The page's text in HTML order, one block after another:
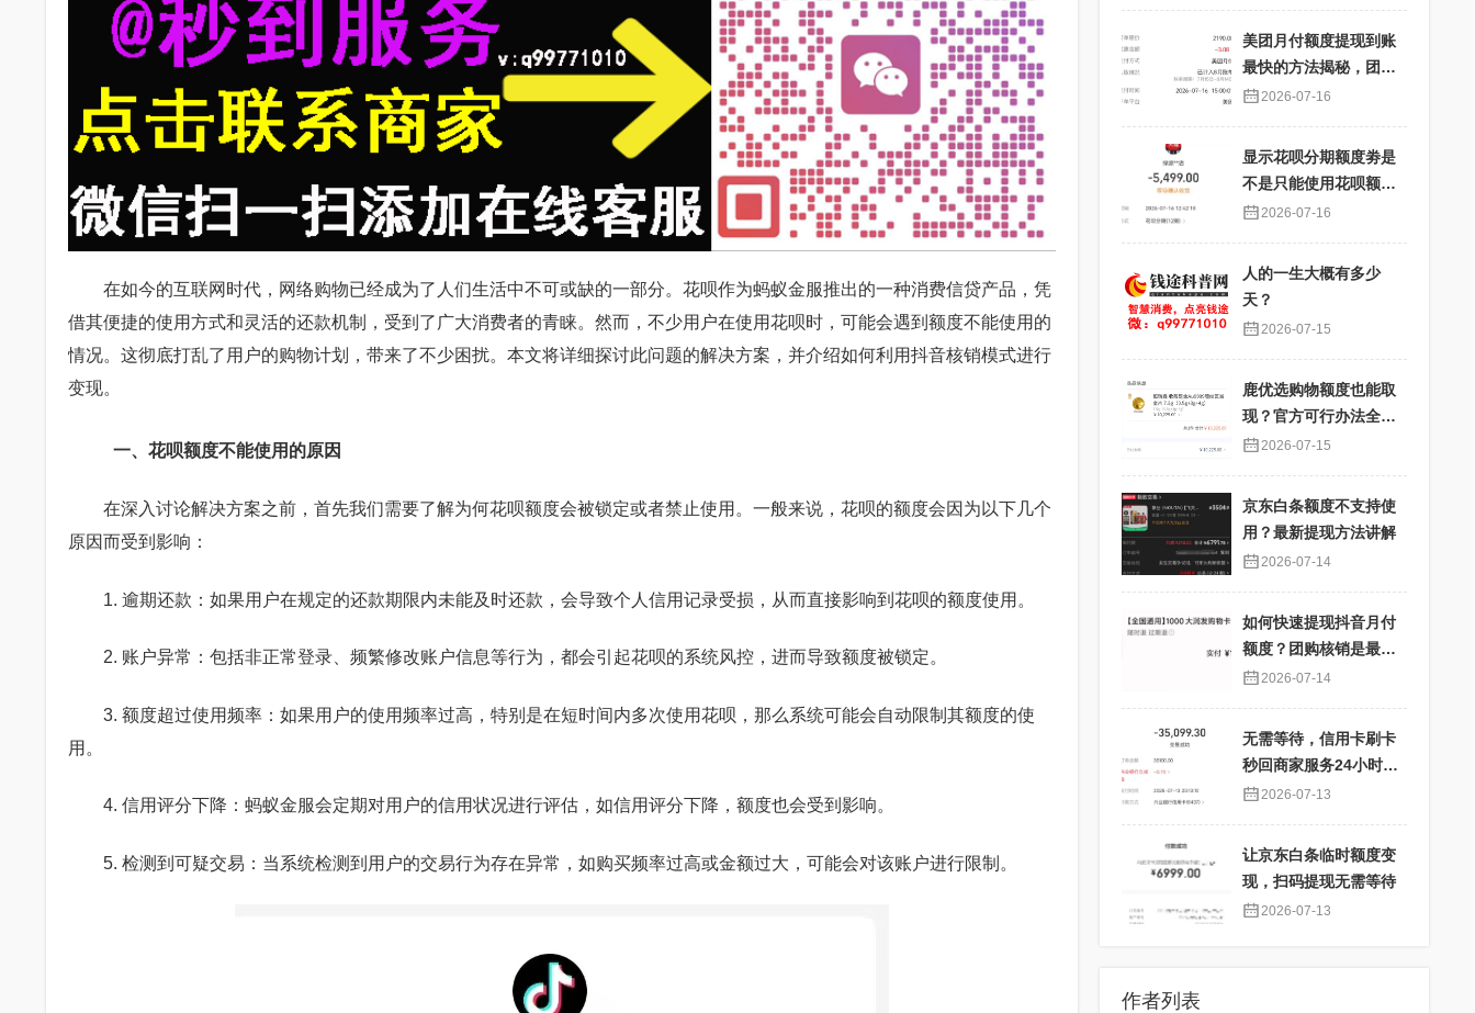
在如今的互联网时代，网络购物已经成为了人们生活中不可或缺的一部分。花呗作为蚂蚁金服推出的一种消费信贷产品，凭
借其便捷的使用方式和灵活的还款机制，受到了广大消费者的青睐。然而，不少用户在使用花呗时，可能会遇到额度不能使用的
情况。这彻底打乱了用户的购物计划，带来了不少困扰。本文将详细探讨此问题的解决方案，并介绍如何利用抖音核销模式进行
变现。
一、花呗额度不能使用的原因
在深入讨论解决方案之前，首先我们需要了解为何花呗额度会被锁定或者禁止使用。一般来说，花呗的额度会因为以下几个
原因而受到影响：
1. 逾期还款：如果用户在规定的还款期限内未能及时还款，会导致个人信用记录受损，从而直接影响到花呗的额度使用。
2. 账户异常：包括非正常登录、频繁修改账户信息等行为，都会引起花呗的系统风控，进而导致额度被锁定。
3. 额度超过使用频率：如果用户的使用频率过高，特别是在短时间内多次使用花呗，那么系统可能会自动限制其额度的使
用。
4. 信用评分下降：蚂蚁金服会定期对用户的信用状况进行评估，如信用评分下降，额度也会受到影响。
5. 检测到可疑交易：当系统检测到用户的交易行为存在异常，如购买频率过高或金额过大，可能会对该账户进行限制。
美团月付额度提现到账
最快的方法揭秘，团购
核销提现秒到账
2026-07-16
显示花呗分期额度劵是
不是只能使用花呗额度
分期才能使用？提现过
2026-07-16
人的一生大概有多少
天？
2026-07-15
鹿优选购物额度也能取
现？官方可行办法全解
析 2026-07-15
京东白条额度不支持使
用？最新提现方法讲解
2026-07-14
如何快速提现抖音月付
额度？团购核销是最佳
选择！
2026-07-14
无需等待，信用卡刷卡
秒回商家服务24小时在
线 2026-07-13
让京东白条临时额度变
现，扫码提现无需等待
2026-07-13
作者列表